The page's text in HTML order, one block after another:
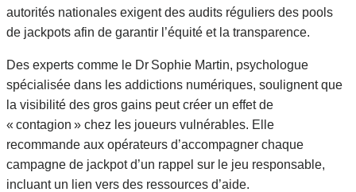
autorités nationales exigent des audits réguliers des pools
de jackpots afin de garantir l’équité et la transparence.
Des experts comme le Dr Sophie Martin, psychologue
spécialisée dans les addictions numériques, soulignent que
la visibilité des gros gains peut créer un effet de
« contagion » chez les joueurs vulnérables. Elle
recommande aux opérateurs d’accompagner chaque
campagne de jackpot d’un rappel sur le jeu responsable,
incluant un lien vers des ressources d’aide.